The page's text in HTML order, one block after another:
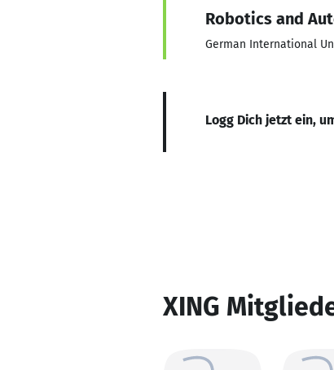
Robotics and
German International
Logg Dich jetzt ein,
XING